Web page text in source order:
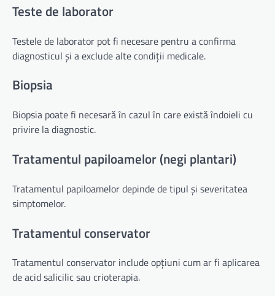
Teste de laborator
Testele de laborator pot fi necesare pentru a confirma
diagnosticul și a exclude alte condiții medicale.
Biopsia
Biopsia poate fi necesară în cazul în care există îndoieli cu
privire la diagnostic.
Tratamentul papiloamelor (negi plantari)
Tratamentul papiloamelor depinde de tipul și severitatea
simptomelor.
Tratamentul conservator
Tratamentul conservator include opțiuni cum ar fi aplicarea
de acid salicilic sau crioterapia.